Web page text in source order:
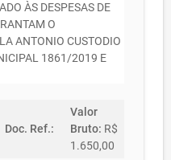
ÀS DESPESAS DE
O
ANTONIO CUSTODIO
1861/2019 E
Doc. Ref.:
Valor
Bruto: R$
1.650,00